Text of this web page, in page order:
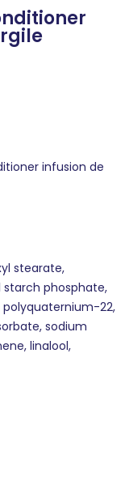
infusion de
stearate,
phosphate,
polyquaternium-22,
sodium
linalool,